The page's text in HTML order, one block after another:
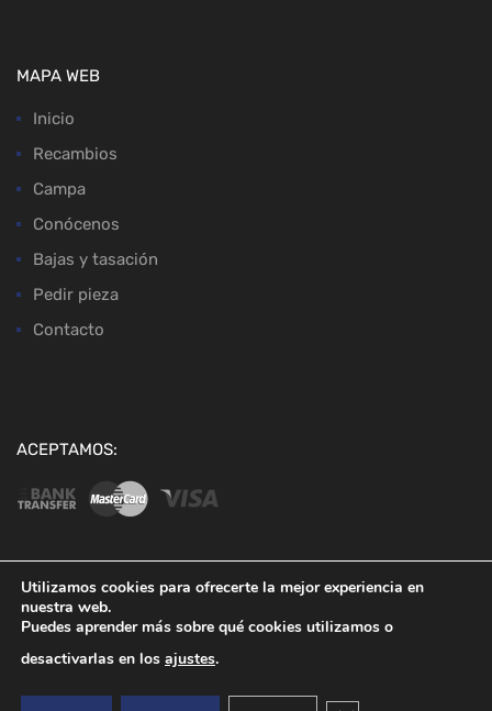
MAPA WEB
Inicio
Recambios
Campa
Conócenos
Bajas y tasación
Pedir pieza
Contacto
ACEPTAMOS:
Utilizamos cookies para ofrecerte la mejor experiencia en
nuestra web.
Puedes aprender más sobre qué cookies utilizamos o
desactivarlas en los ajustes.